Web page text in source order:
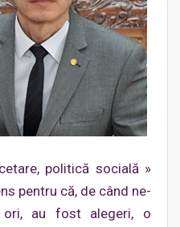
politică socială »
pentru că, de când ne-
au fost alegeri, o